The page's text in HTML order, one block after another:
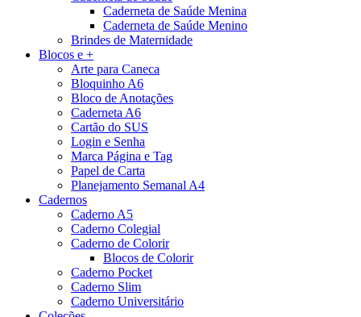
Caderneta de Saúde Menina
Caderneta de Saúde Menino
Brindes de Maternidade
Blocos e +
Arte para Caneca
Bloquinho A6
Bloco de Anotações
Caderneta A6
Cartão do SUS
Login e Senha
Marca Página e Tag
Papel de Carta
Planejamento Semanal A4
Cadernos
Caderno A5
Caderno Colegial
Caderno de Colorir
Blocos de Colorir
Caderno Pocket
Caderno Slim
Caderno Universitário